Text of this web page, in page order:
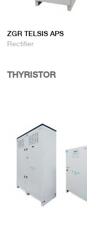
ZGR TELSIS APS
Rectifier
THYRISTOR